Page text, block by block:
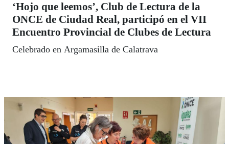
‘Hojo que leemos’, Club de Lectura de la
ONCE de Ciudad Real, participó en el VII
Encuentro Provincial de Clubes de Lectura
Celebrado en Argamasilla de Calatrava